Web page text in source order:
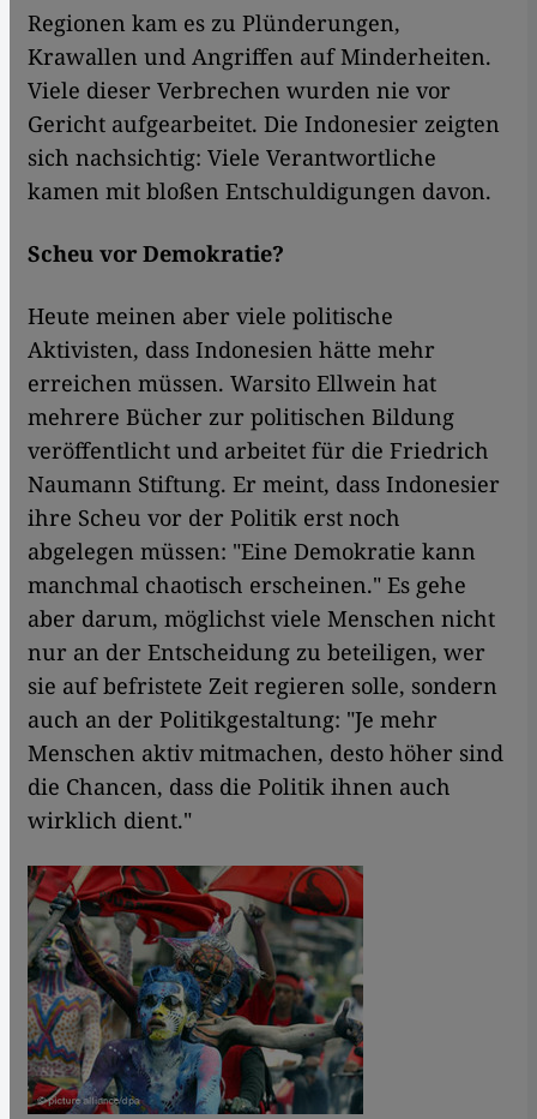
Regionen kam es zu Plünderungen,
Krawallen und Angriffen auf Minderheiten.
Viele dieser Verbrechen wurden nie vor
Gericht aufgearbeitet. Die Indonesier zeigten
sich nachsichtig: Viele Verantwortliche
kamen mit bloßen Entschuldigungen davon.
Scheu vor Demokratie?
Heute meinen aber viele politische
Aktivisten, dass Indonesien hätte mehr
erreichen müssen. Warsito Ellwein hat
mehrere Bücher zur politischen Bildung
veröffentlicht und arbeitet für die Friedrich
Naumann Stiftung. Er meint, dass Indonesier
ihre Scheu vor der Politik erst noch
abgelegen müssen: "Eine Demokratie kann
manchmal chaotisch erscheinen." Es gehe
aber darum, möglichst viele Menschen nicht
nur an der Entscheidung zu beteiligen, wer
sie auf befristete Zeit regieren solle, sondern
auch an der Politikgestaltung: "Je mehr
Menschen aktiv mitmachen, desto höher sind
die Chancen, dass die Politik ihnen auch
wirklich dient."